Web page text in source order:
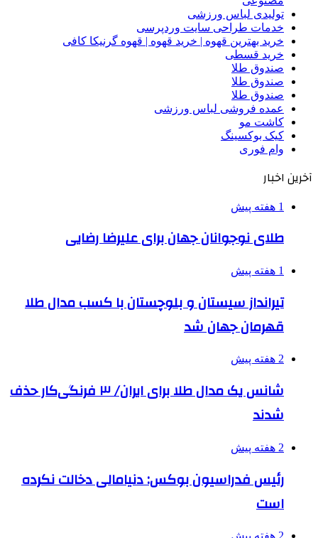
تولیدی لباس ورزشی
خدمات طراحی سایت وردپرسی
خرید بهترین قهوه | خرید قهوه | قهوه گرنیکا کافی
خرید قسطی
صندوق طلا
صندوق طلا
صندوق طلا
عمده فروشی لباس ورزشی
کاشت مو
کیک بوکسینگ
وام فوری
آخرین اخبار
1 هفته پیش
طلای نوجوانان جهان برای علیرضا رضایی
1 هفته پیش
تیرانداز سیستان و بلوچستان با کسب مدال طلا
قهرمان جهان شد
2 هفته پیش
شانس یک مدال طلا برای ایران/ ۳ فرنگی‌کار حذف
شدند
2 هفته پیش
رئیس فدراسیون بوکس: دنیامالی دخالت نکرده
است